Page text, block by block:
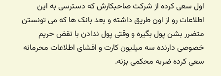
اول سعی کرده از شرکت صاحبکارش که دسترسی به این
اطلاعات رو از اون طریق داشته و بعد بانک ها که می تونستن
متضرر بشن پول بگیره و وقتی پول ندادن با نقض حریم
خصوصی دارنده سه میلیون کارت و افشای اطلاعات محرمانه
سعی کرده ضربه محکمی بزنه.